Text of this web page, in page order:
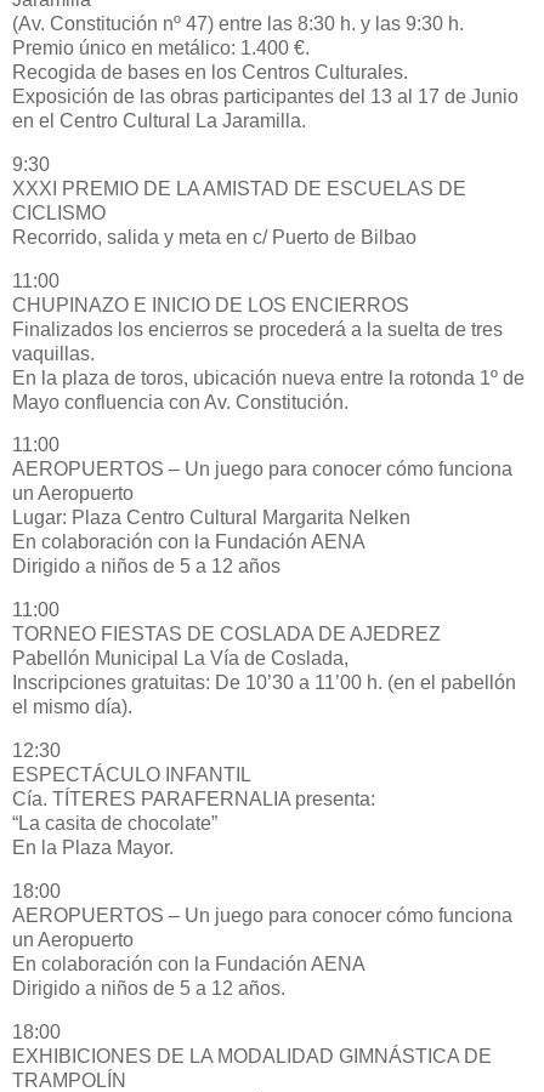
(Av. Constitución nº 47) entre las 8:30 h. y las 9:30 h.
Premio único en metálico: 1.400 €.
Recogida de bases en los Centros Culturales.
Exposición de las obras participantes del 13 al 17 de Junio
en el Centro Cultural La Jaramilla.
9:30
XXXI PREMIO DE LA AMISTAD DE ESCUELAS DE
CICLISMO
Recorrido, salida y meta en c/ Puerto de Bilbao
11:00
CHUPINAZO E INICIO DE LOS ENCIERROS
Finalizados los encierros se procederá a la suelta de tres
vaquillas.
En la plaza de toros, ubicación nueva entre la rotonda 1º de
Mayo confluencia con Av. Constitución.
11:00
AEROPUERTOS – Un juego para conocer cómo funciona
un Aeropuerto
Lugar: Plaza Centro Cultural Margarita Nelken
En colaboración con la Fundación AENA
Dirigido a niños de 5 a 12 años
11:00
TORNEO FIESTAS DE COSLADA DE AJEDREZ
Pabellón Municipal La Vía de Coslada,
Inscripciones gratuitas: De 10’30 a 11’00 h. (en el pabellón
el mismo día).
12:30
ESPECTÁCULO INFANTIL
Cía. TÍTERES PARAFERNALIA presenta:
“La casita de chocolate”
En la Plaza Mayor.
18:00
AEROPUERTOS – Un juego para conocer cómo funciona
un Aeropuerto
En colaboración con la Fundación AENA
Dirigido a niños de 5 a 12 años.
18:00
EXHIBICIONES DE LA MODALIDAD GIMNÁSTICA DE
TRAMPOLÍN